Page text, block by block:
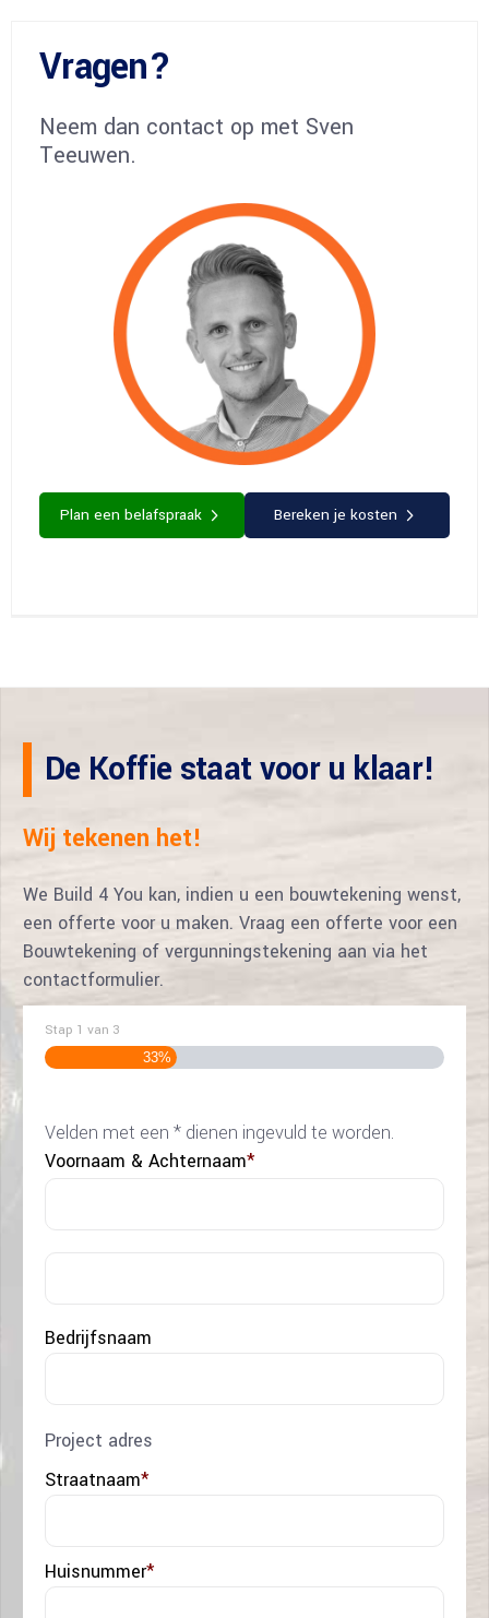
Vragen?
Neem dan contact op met Sven
Teeuwen.
Plan een belafspraak Bereken je kosten
De Koffie staat voor u klaar!
Wij tekenen het!
We Build 4 You kan, indien u een bouwtekening wenst,
een offerte voor u maken. Vraag een offerte voor een
Bouwtekening of vergunningstekening aan via het
contactformulier.
Stap 1 van 3
33%
Velden met een * dienen ingevuld te worden.
Voornaam & Achternaam*
Bedrijfsnaam
Project adres
Straatnaam*
Huisnummer*